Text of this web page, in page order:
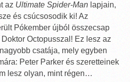
az Ultimate Spider-Man lapjain,
és csúcsosodik ki! Az
Pókember újból összecsap
Octopusszal! Ez lesz az
csatája, mely egyben
Peter Parker és szeretteinek
lesz olyan, mint régen…